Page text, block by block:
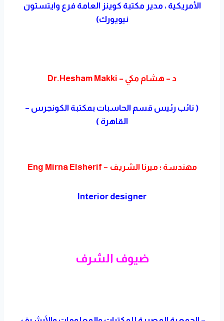
الأمريكية ، مدير مكتبة كوينز العامة فرع وايتستون
نيويورك)
د – هشام مكي – Dr.Hesham Makki
( نائب رئيس قسم الحاسبات بمكتبة الكونجرس –
القاهرة )
مهندسة ؛ ميرنا الشريف – Eng Mirna Elsherif
Interior designer
ضيوف الشرف